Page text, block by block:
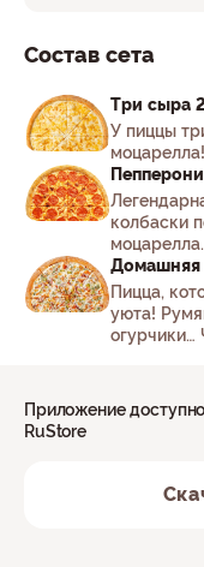
Состав сета
Три сыра
У пиццы
колбаски
моцарелла.
Домашняя
Пицца,
уюта!
огурчики…
Приложение
RuStore